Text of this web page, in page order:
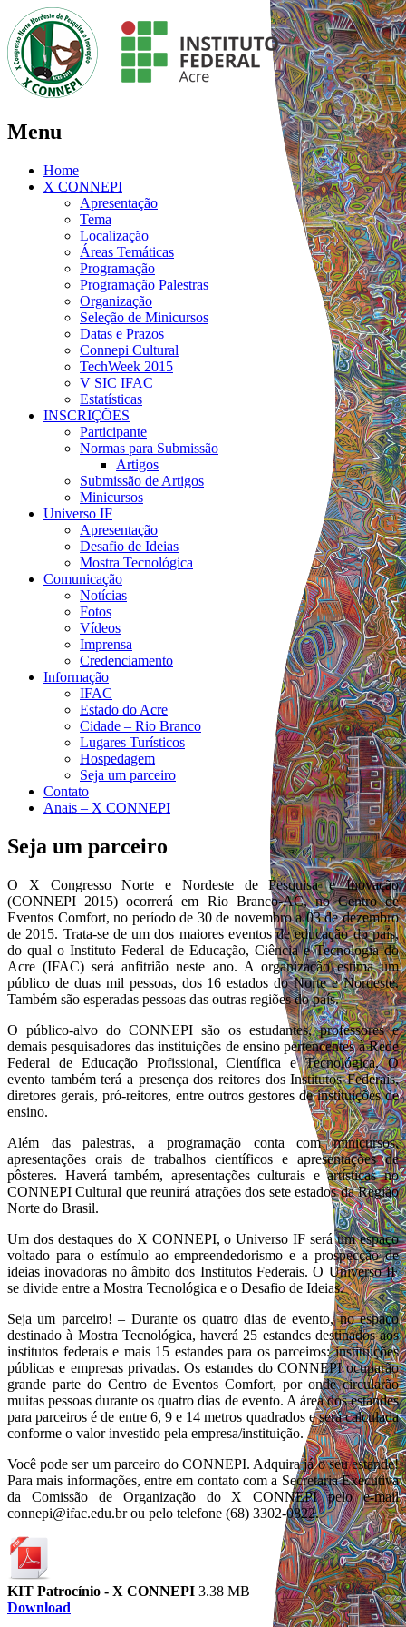
Menu
Home
X CONNEPI
Apresentação
Tema
Localização
Áreas Temáticas
Programação
Programação Palestras
Organização
Seleção de Minicursos
Datas e Prazos
Connepi Cultural
TechWeek 2015
V SIC IFAC
Estatísticas
INSCRIÇÕES
Participante
Normas para Submissão
Artigos
Submissão de Artigos
Minicursos
Universo IF
Apresentação
Desafio de Ideias
Mostra Tecnológica
Comunicação
Notícias
Fotos
Vídeos
Imprensa
Credenciamento
Informação
IFAC
Estado do Acre
Cidade – Rio Branco
Lugares Turísticos
Hospedagem
Seja um parceiro
Contato
Anais – X CONNEPI
Seja um parceiro
O X Congresso Norte e Nordeste de Pesquisa e Inovação
(CONNEPI 2015) ocorrerá em Rio Branco-AC, no Centro de
Eventos Comfort, no período de 30 de novembro a 03 de dezembro
de 2015. Trata-se de um dos maiores eventos de educação do país,
do qual o Instituto Federal de Educação, Ciência e Tecnologia do
Acre (IFAC) será anfitrião neste ano. A organização estima um
público de duas mil pessoas, dos 16 estados do Norte e Nordeste.
Também são esperadas pessoas das outras regiões do país.
O público-alvo do CONNEPI são os estudantes, professores e
demais pesquisadores das instituições de ensino pertencentes à Rede
Federal de Educação Profissional, Científica e Tecnológica. O
evento também terá a presença dos reitores dos Institutos Federais,
diretores gerais, pró-reitores, entre outros gestores de instituições de
ensino.
Além das palestras, a programação conta com minicursos,
apresentações orais de trabalhos científicos e apresentações de
pôsteres. Haverá também, apresentações culturais e artísticas no
CONNEPI Cultural que reunirá atrações dos sete estados da Região
Norte do Brasil.
Um dos destaques do X CONNEPI, o Universo IF será um espaço
voltado para o estímulo ao empreendedorismo e a prospecção de
ideias inovadoras no âmbito dos Institutos Federais. O Universo IF
se divide entre a Mostra Tecnológica e o Desafio de Ideias.
Seja um parceiro! – Durante os quatro dias de evento, no espaço
destinado à Mostra Tecnológica, haverá 25 estandes destinados aos
institutos federais e mais 15 estandes para os parceiros: instituições
públicas e empresas privadas. Os estandes do CONNEPI ocuparão
grande parte do Centro de Eventos Comfort, por onde circularão
muitas pessoas durante os quatro dias de evento. A área dos estandes
para parceiros é de entre 6, 9 e 14 metros quadrados e será calculada
conforme o valor investido pela empresa/instituição.
Você pode ser um parceiro do CONNEPI. Adquira já o seu estande!
Para mais informações, entre em contato com a Secretaria Executiva
da Comissão de Organização do X CONNEPI pelo e-mail
connepi@ifac.edu.br ou pelo telefone (68) 3302-0822.
KIT Patrocínio - X CONNEPI 3.38 MB
Download